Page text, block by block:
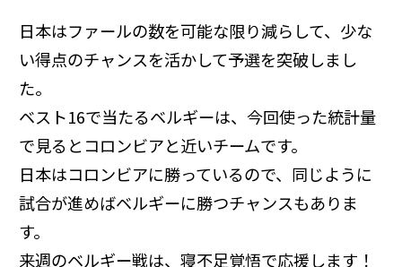
日本はファールの数を可能な限り減らして、少な
い得点のチャンスを活かして予選を突破しまし
た。
ベスト16で当たるベルギーは、今回使った統計量
で見るとコロンビアと近いチームです。
日本はコロンビアに勝っているので、同じように
試合が進めばベルギーに勝つチャンスもありま
す。
来週のベルギー戦は、寝不足覚悟で応援します！